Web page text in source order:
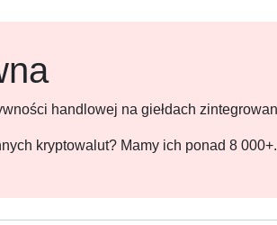
handlowej na giełdach
kryptowalut? Mamy ich ponad 8 000+.